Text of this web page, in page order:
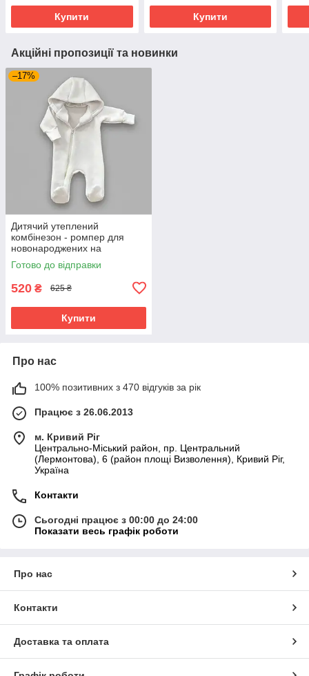
Купити Купити
Акційні пропозиції та новинки
–17%
Дитячий утеплений
комбінезон - ромпер для
новонароджених на
блискавці зріст 56 - 62 см
BST Молочний
Готово до відправки
520 ₴ 625 ₴
Купити
Про нас
100% позитивних з 470 відгуків за рік
Працює з 26.06.2013
м. Кривий Ріг
Центрально-Міський район, пр. Центральний
(Лермонтова), 6 (район площі Визволення), Кривий Ріг,
Україна
Контакти
Сьогодні працює з 00:00 до 24:00
Показати весь графік роботи
Про нас
Контакти
Доставка та оплата